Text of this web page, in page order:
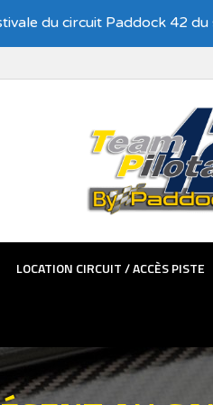
LOCATION CIRCUIT / ACCÈS PISTE
Recevez nos
du circuit Paddock 42
PASSAGER LOCATION